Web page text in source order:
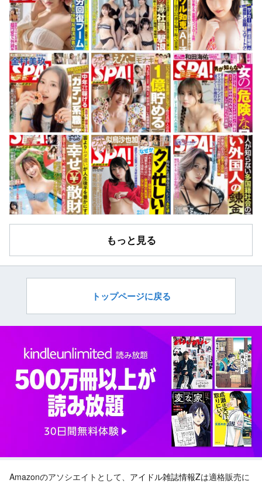
もっと見る
トップページに戻る
Amazonのアソシエイトとして、 アイドル雑誌情報Zは適格販売に